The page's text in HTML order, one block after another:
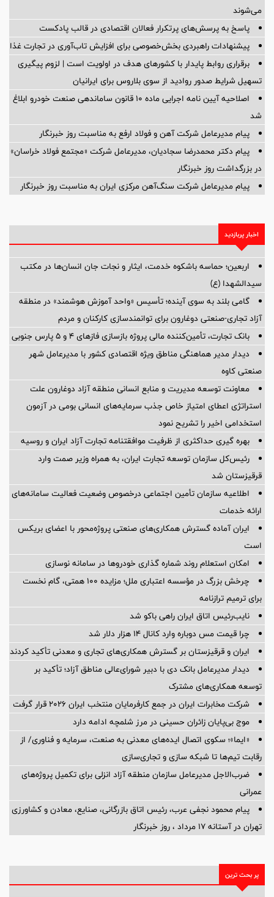
می‌شوند
پاسخ به پرسش‌های پرتکرار فعالان اقتصادی در قالب پادکست
پیشنهادات راهبردی بخش‌خصوصی برای افزایش تاب‌آوری در تجارت غذا
برقراری روابط پایدار با کشورهای هدف در اولویت است | لزوم پیگیری
تسهیل شرایط صدور روادید از سوی بلاروس برای ایرانیان
اصلاحیه آیین نامه اجرایی ماده ۱۰ قانون ساماندهی صنعت خودرو ابلاغ
شد
پیام مدیرعامل شرکت آهن و فولاد ارفع به مناسبت روز خبرنگار
پیام دکتر محمدرضا سجادیان، مدیرعامل شرکت «مجتمع فولاد خراسان»
در بزرگداشت روز خبرنگار
پیام مدیرعامل شرکت سنگ‌آهن مرکزی ایران به مناسبت روز خبرنگار
اخبار پربازدید
اربعین؛ حماسه باشکوه خدمت، ایثار و نجات جان انسان‌ها در مکتب
سیدالشهدا (ع)
گامی بلند به سوی آینده؛ تأسیس «واحد آموزش هوشمند» در منطقه
آزاد تجاری-صنعتی دوغارون برای توانمندسازی کارکنان و مردم
بانک تجارت، تأمین‌کننده مالی پروژه بازسازی فازهای ۴ و ۵ پارس جنوبی
دیدار مدیر هماهنگی مناطق ویژه اقتصادی کشور با مدیرعامل شهر
صنعتی کاوه
معاونت توسعه مدیریت و منابع انسانی منطقه آزاد دوغارون علت
استراتژی اعطای امتیاز خاص جذب سرمایه‌های انسانی بومی در آزمون
استخدامی اخیر را تشریح نمود
بهره گیری حداکثری از ظرفیت موافقتنامه تجارت آزاد ایران و روسیه
رئیس‌کل سازمان توسعه تجارت ایران، به همراه وزیر صمت وارد
قرقیزستان شد
اطلاعیه سازمان تأمین اجتماعی درخصوص وضعیت فعالیت سامانه‌های
ارائه خدمات
ایران آماده گسترش همکاری‌های صنعتی پروژه‌محور با اعضای بریکس
است
امکان استعلام روند شماره گذاری خودروها در سامانه نوسازی
چرخش بزرگ در مؤسسه اعتباری ملل؛ مزایده ۱۰۰ همتی، گام نخست
برای ترمیم ترازنامه
نایب‌رئیس اتاق ایران راهی باکو شد
چرا قیمت مس دوباره وارد کانال ۱۴ هزار دلار شد
ایران و قرقیزستان بر گسترش همکاری‌های تجاری و معدنی تأکید کردند
دیدار مدیرعامل بانک دی با دبیر شورای‌عالی مناطق آزاد؛ تأکید بر
توسعه همکاری‌های مشترک
شرکت مخابرات ایران در جمع کارفرمایان منتخب ایران ۲۰۲۶ قرار گرفت
موج بی‌پایان زائران حسینی در مرز شلمچه ادامه دارد
«ایما»؛ سکوی اتصال ایده‌های معدنی به صنعت، سرمایه و فناوری/ از
رقابت تیم‌ها تا شبکه سازی و تجاری‌سازی
ضرب‌الاجل مدیرعامل سازمان منطقه آزاد انزلی برای تكمیل پروژه‌های
عمرانی
پیام محمود نجفی عرب، رئیس اتاق بازرگانی، صنایع، معادن و کشاورزی
تهران در آستانه 17 مرداد ، روز خبرنگار
پر بحث ترین